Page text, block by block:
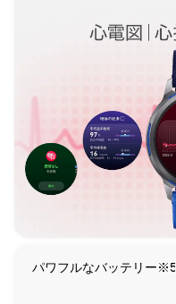
パワフルなバッテリー※5